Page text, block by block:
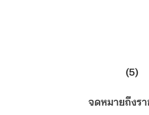
(5)
จดหมายถึงร